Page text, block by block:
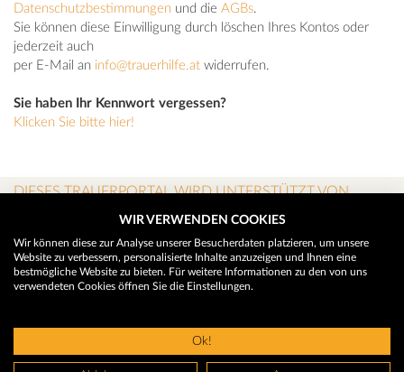
Datenschutzbestimmungen und die AGBs.
Sie können diese Einwilligung durch löschen Ihres Kontos oder
jederzeit auch
per E-Mail an info@trauerhilfe.at widerrufen.
Sie haben Ihr Kennwort vergessen?
Klicken Sie bitte hier!
DIESES TRAUERPORTAL WIRD UNTERSTÜTZT VON
WIR VERWENDEN COOKIES
Wir können diese zur Analyse unserer Besucherdaten platzieren, um unsere
Website zu verbessern, personalisierte Inhalte anzuzeigen und Ihnen eine
bestmögliche Website zu bieten. Für weitere Informationen zu den von uns
verwendeten Cookies öffnen Sie die Einstellungen.
Ok!